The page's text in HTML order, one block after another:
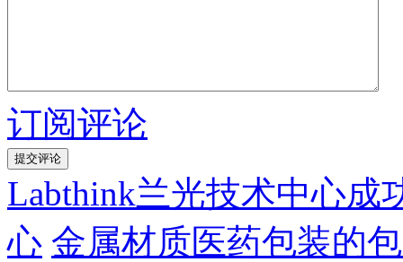
订阅评论
Labthink兰光技术中心
心 金属材质医药包装的